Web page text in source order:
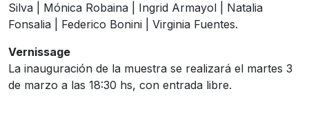
Silva | Mónica Robaina | Ingrid Armayol | Natalia
Fonsalia | Federico Bonini | Virginia Fuentes.
Vernissage
La inauguración de la muestra se realizará el martes 3
de marzo a las 18:30 hs, con entrada libre.